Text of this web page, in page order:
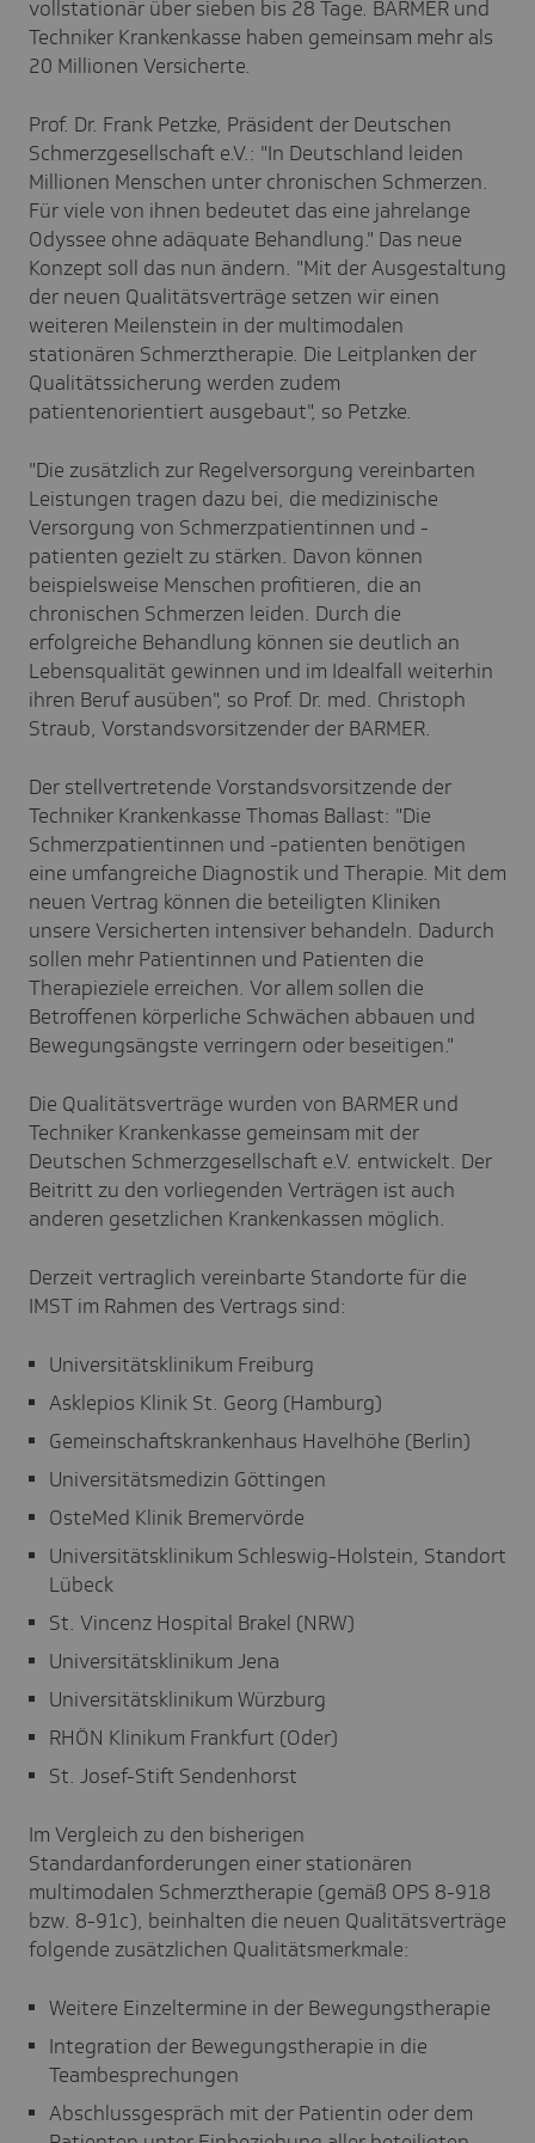
vollstationär über sieben bis 28 Tage. BARMER und
Techniker Krankenkasse haben gemeinsam mehr als
20 Millionen Versicherte.
Prof. Dr. Frank Petzke, Präsident der Deutschen
Schmerzgesellschaft e.V.: "In Deutschland leiden
Millionen Menschen unter chronischen Schmerzen.
Für viele von ihnen bedeutet das eine jahrelange
Odyssee ohne adäquate Behandlung." Das neue
Konzept soll das nun ändern. "Mit der Ausgestaltung
der neuen Qualitätsverträge setzen wir einen
weiteren Meilenstein in der multimodalen
stationären Schmerztherapie. Die Leitplanken der
Qualitätssicherung werden zudem
patientenorientiert ausgebaut", so Petzke.
"Die zusätzlich zur Regelversorgung vereinbarten
Leistungen tragen dazu bei, die medizinische
Versorgung von Schmerzpatientinnen und -
patienten gezielt zu stärken. Davon können
beispielsweise Menschen profitieren, die an
chronischen Schmerzen leiden. Durch die
erfolgreiche Behandlung können sie deutlich an
Lebensqualität gewinnen und im Idealfall weiterhin
ihren Beruf ausüben", so Prof. Dr. med. Christoph
Straub, Vorstandsvorsitzender der BARMER.
Der stellvertretende Vorstandsvorsitzende der
Techniker Krankenkasse Thomas Ballast: "Die
Schmerzpatientinnen und -patienten benötigen
eine umfangreiche Diagnostik und Therapie. Mit dem
neuen Vertrag können die beteiligten Kliniken
unsere Versicherten intensiver behandeln. Dadurch
sollen mehr Patientinnen und Patienten die
Therapieziele erreichen. Vor allem sollen die
Betroffenen körperliche Schwächen abbauen und
Bewegungsängste verringern oder beseitigen."
Die Qualitätsverträge wurden von BARMER und
Techniker Krankenkasse gemeinsam mit der
Deutschen Schmerzgesellschaft e.V. entwickelt. Der
Beitritt zu den vorliegenden Verträgen ist auch
anderen gesetzlichen Krankenkassen möglich.
Derzeit vertraglich vereinbarte Standorte für die
IMST im Rahmen des Vertrags sind:
Universitätsklinikum Freiburg
Asklepios Klinik St. Georg (Hamburg)
Gemeinschaftskrankenhaus Havelhöhe (Berlin)
Universitätsmedizin Göttingen
OsteMed Klinik Bremervörde
Universitätsklinikum Schleswig-Holstein, Standort
Lübeck
St. Vincenz Hospital Brakel (NRW)
Universitätsklinikum Jena
Universitätsklinikum Würzburg
RHÖN Klinikum Frankfurt (Oder)
St. Josef-Stift Sendenhorst
Im Vergleich zu den bisherigen
Standardanforderungen einer stationären
multimodalen Schmerztherapie (gemäß OPS 8-918
bzw. 8-91c), beinhalten die neuen Qualitätsverträge
folgende zusätzlichen Qualitätsmerkmale:
Weitere Einzeltermine in der Bewegungstherapie
Integration der Bewegungstherapie in die
Teambesprechungen
Abschlussgespräch mit der Patientin oder dem